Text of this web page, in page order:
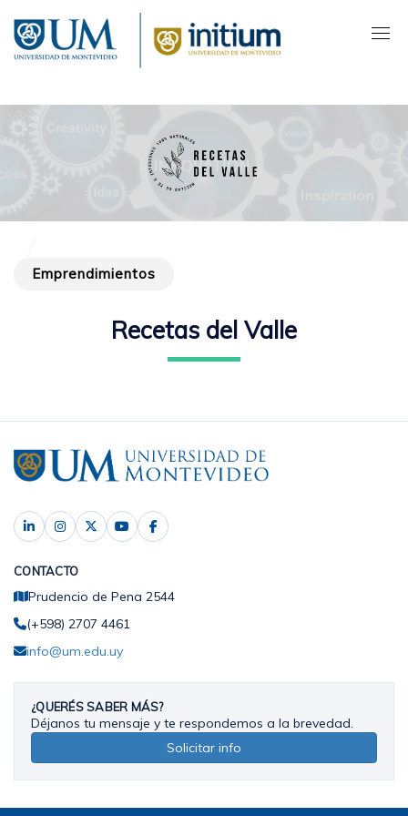
contenido
principal
Emprendimientos
Recetas del Valle
CONTACTO
Prudencio de Pena 2544
(+598) 2707 4461
info@um.edu.uy
¿QUERÉS SABER MÁS?
Déjanos tu mensaje y te respondemos a la brevedad.
Solicitar info